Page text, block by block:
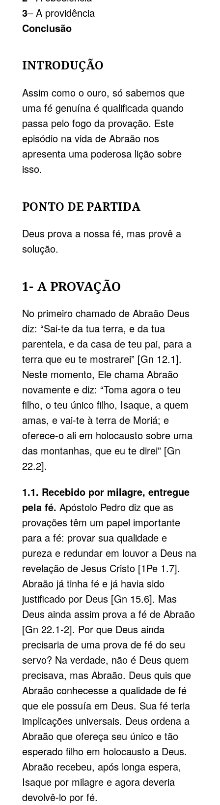
3– A providência
Conclusão
INTRODUÇÃO
Assim como o ouro, só sabemos que
uma fé genuína é qualificada quando
passa pelo fogo da provação. Este
episódio na vida de Abraão nos
apresenta uma poderosa lição sobre
isso.
PONTO DE PARTIDA
Deus prova a nossa fé, mas provê a
solução.
1- A PROVAÇÃO
No primeiro chamado de Abraão Deus
diz: “Sai-te da tua terra, e da tua
parentela, e da casa de teu pai, para a
terra que eu te mostrarei” [Gn 12.1].
Neste momento, Ele chama Abraão
novamente e diz: “Toma agora o teu
filho, o teu único filho, Isaque, a quem
amas, e vai-te à terra de Moriá; e
oferece-o ali em holocausto sobre uma
das montanhas, que eu te direi” [Gn
22.2].
1.1. Recebido por milagre, entregue
pela fé. Apóstolo Pedrodiz que as
provações têm um papel importante
para a fé: provar sua qualidade e
pureza e redundar em louvor a Deus na
revelação de Jesus Cristo [1Pe 1.7].
Abraão já tinha fé e já havia sido
justificado por Deus [Gn 15.6]. Mas
Deus ainda assim prova a fé de Abraão
[Gn 22.1-2]. Por que Deus ainda
precisaria de uma prova de fé do seu
servo? Na verdade, não é Deus quem
precisava, mas Abraão. Deus quis que
Abraão conhecesse a qualidade de fé
que ele possuía em Deus. Sua fé teria
implicações universais. Deus ordena a
Abraão que ofereça seu único e tão
esperado filho em holocausto a Deus.
Abraão recebeu, após longa espera,
Isaque por milagre e agora deveria
devolvê-lo por fé.